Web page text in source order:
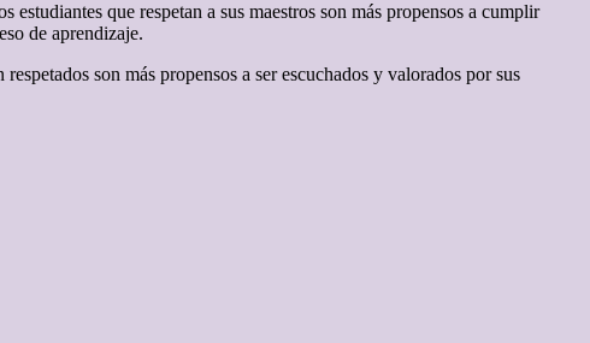
que respetan a sus maestros son más propensos a cumplir
de aprendizaje.
son más propensos a ser escuchados y valorados por sus